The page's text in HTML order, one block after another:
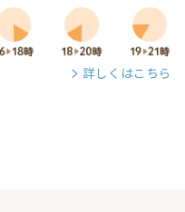
詳しくはこちら